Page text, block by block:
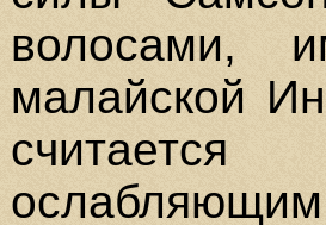
волосами,
малайской
считается